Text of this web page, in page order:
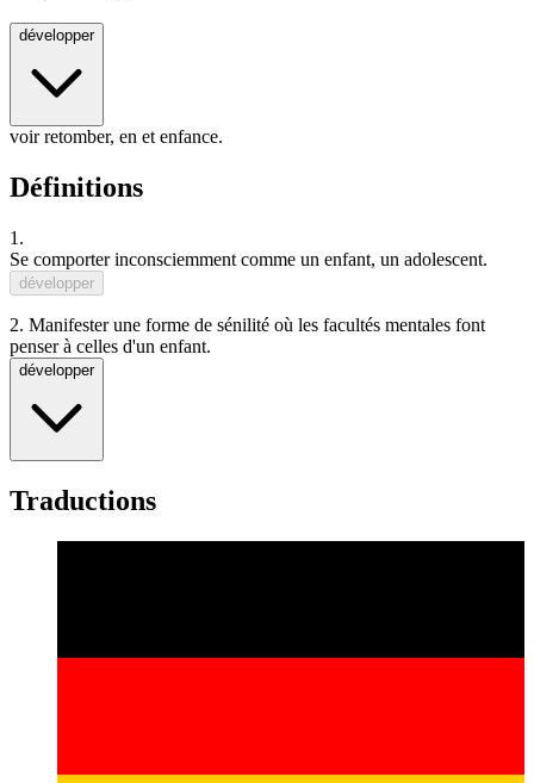
développer
voir retomber, en et enfance.
Définitions
1.
Se comporterinconsciemment comme un enfant, un adolescent.
développer
2. Manifester une forme de sénilité où les facultés mentales font
penser à celles d'un enfant.
développer
Traductions